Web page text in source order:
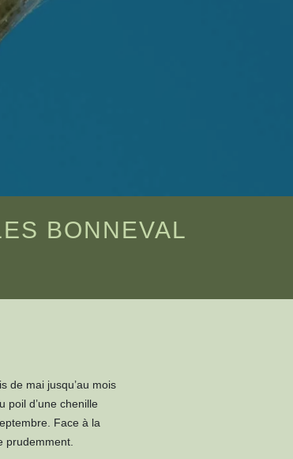
BONNEVAL
de mai jusqu’au mois
poil d’une chenille
Face à la
prudemment.